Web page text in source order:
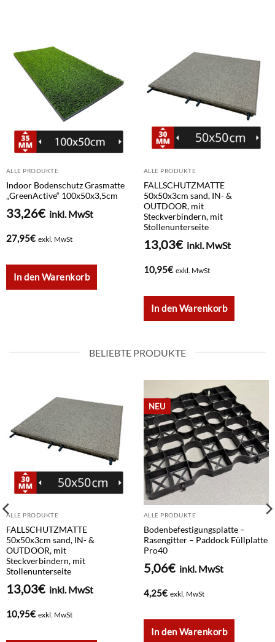
ALLE PRODUKTE
Indoor Bodenschutz Grasmatte
„GreenActive“ 100x50x3,5cm
33,26€inkl. MwSt
27,95€exkl. MwSt
In den Warenkorb
ALLE PRODUKTE
FALLSCHUTZMATTE
50x50x3cm sand, IN- &
OUTDOOR, mit
Steckverbindern, mit
Stollenunterseite
13,03€inkl. MwSt
10,95€exkl. MwSt
In den Warenkorb
BELIEBTE PRODUKTE
ALLE PRODUKTE
FALLSCHUTZMATTE
50x50x3cm sand, IN- &
OUTDOOR, mit
Steckverbindern, mit
Stollenunterseite
13,03€inkl. MwSt
10,95€exkl. MwSt
NEU
ALLE PRODUKTE
Bodenbefestigungsplatte –
Rasengitter – Paddock Füllplatte
Pro40
5,06€inkl. MwSt
4,25€exkl. MwSt
In den Warenkorb